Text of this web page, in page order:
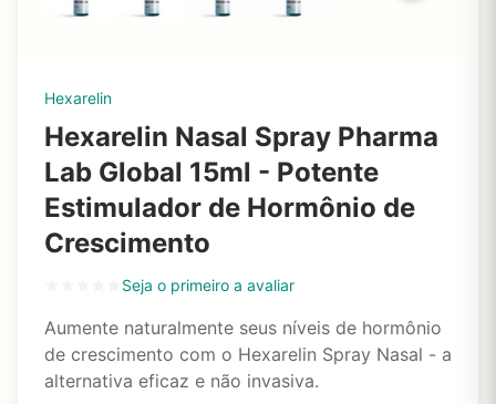
Hexarelin
Hexarelin Nasal Spray Pharma
Lab Global 15ml - Potente
Estimulador de Hormônio de
Crescimento
Seja o primeiro a avaliar
Aumente naturalmente seus níveis de hormônio
de crescimento com o Hexarelin Spray Nasal - a
alternativa eficaz e não invasiva.